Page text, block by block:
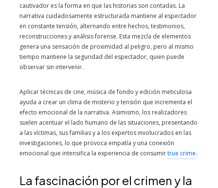
cautivador es la forma en que las historias son contadas. La
narrativa cuidadosamente estructurada mantiene al espectador
en constante tensión, alternando entre hechos, testimonios,
reconstrucciones y análisis forense. Esta mezcla de elementos
genera una sensación de proximidad al peligro, pero al mismo
tiempo mantiene la seguridad del espectador, quien puede
observar sin intervenir.
Aplicar técnicas de cine, música de fondo y edición meticulosa
ayuda a crear un clima de misterio y tensión que incrementa el
efecto emocional de la narrativa. Asimismo, los realizadores
suelen acentuar el lado humano de las situaciones, presentando
a las víctimas, sus familias y a los expertos involucrados en las
investigaciones, lo que provoca empatía y una conexión
emocional que intensifica la experiencia de consumirtrue crime.
La fascinación por el crimen y la